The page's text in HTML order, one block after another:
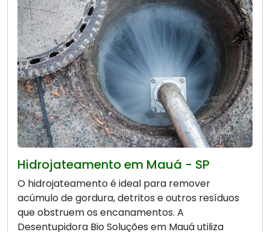
Hidrojateamento em Mauá - SP
O hidrojateamento é ideal para remover
acúmulo de gordura, detritos e outros resíduos
que obstruem os encanamentos. A
Desentupidora Bio Soluções em Mauá utiliza